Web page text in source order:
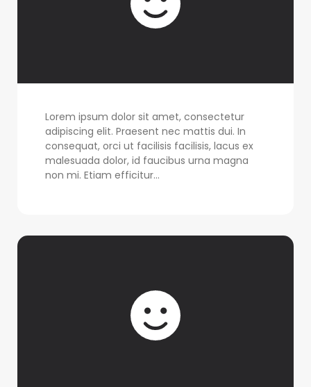
Lorem ipsum dolor sit amet, consectetur
adipiscing elit. Praesent nec mattis dui. In
consequat, orci ut facilisis facilisis, lacus ex
malesuada dolor, id faucibus urna magna
non mi. Etiam efficitur...